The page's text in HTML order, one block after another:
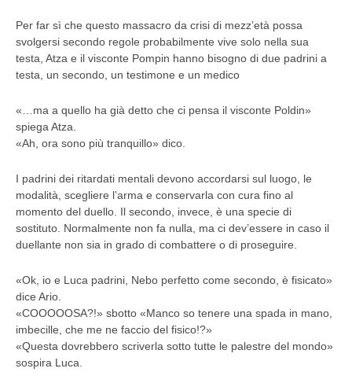
Per far sì che questo massacro da crisi di mezz’età possa
svolgersi secondo regole probabilmente vive solo nella sua
testa, Atza e il visconte Pompin hanno bisogno di due padrini a
testa, un secondo, un testimone e un medico
«…ma a quello ha già detto che ci pensa il visconte Poldin»
spiega Atza.
«Ah, ora sono più tranquillo» dico.
I padrini dei ritardati mentali devono accordarsi sul luogo, le
modalità, scegliere l’arma e conservarla con cura fino al
momento del duello. Il secondo, invece, è una specie di
sostituto. Normalmente non fa nulla, ma ci dev’essere in caso il
duellante non sia in grado di combattere o di proseguire.
«Ok, io e Luca padrini, Nebo perfetto come secondo, è fisicato»
dice Ario.
«COOOOOSA?!» sbotto «Manco so tenere una spada in mano,
imbecille, che me ne faccio del fisico!?»
«Questa dovrebbero scriverla sotto tutte le palestre del mondo»
sospira Luca.